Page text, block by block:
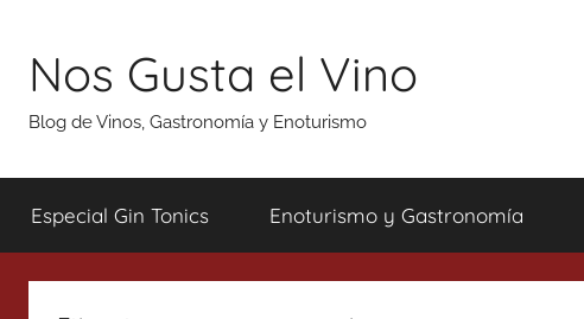
contenido
Nos Gusta el Vino
Blog de Vinos, Gastronomía y Enoturismo
Especial Gin Tonics Enoturismo y Gastronomía